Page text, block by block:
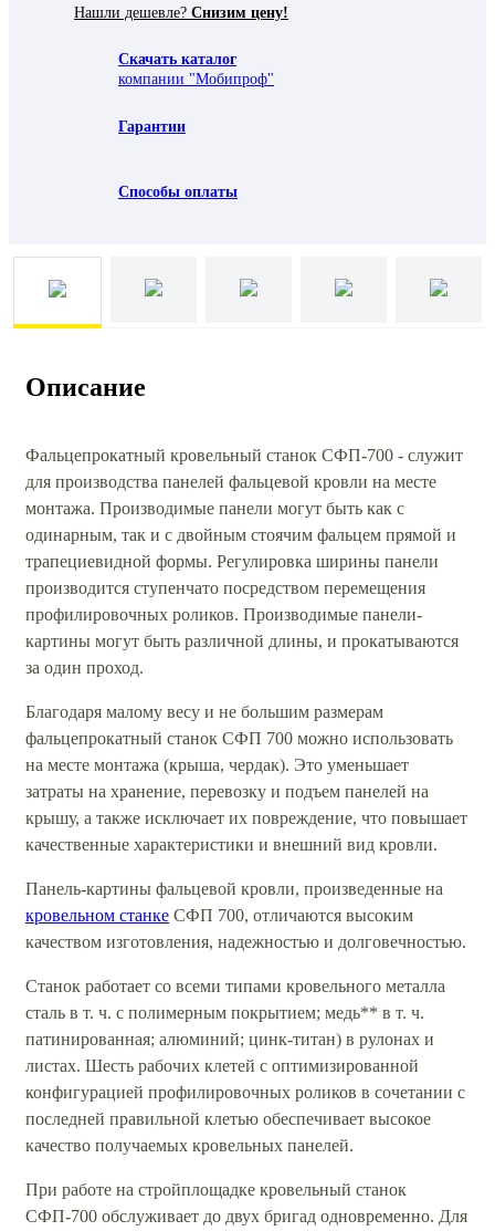
Нашли дешевле? Снизим цену!
Скачать каталог
компании "Мобипроф"
Гарантии
Способы оплаты
Описание
Фальцепрокатный кровельный станок СФП-700 - служит
для производства панелей фальцевой кровли на месте
монтажа. Производимые панели могут быть как с
одинарным, так и с двойным стоячим фальцем прямой и
трапециевидной формы. Регулировка ширины панели
производится ступенчато посредством перемещения
профилировочных роликов. Производимые панели-
картины могут быть различной длины, и прокатываются
за один проход.
Благодаря малому весу и не большим размерам
фальцепрокатный станок СФП 700 можно использовать
на месте монтажа (крыша, чердак). Это уменьшает
затраты на хранение, перевозку и подъем панелей на
крышу, а также исключает их повреждение, что повышает
качественные характеристики и внешний вид кровли.
Панель-картины фальцевой кровли, произведенные на
кровельном станке СФП 700, отличаются высоким
качеством изготовления, надежностью и долговечностью.
Станок работает со всеми типами кровельного металла
сталь в т. ч. с полимерным покрытием; медь** в т. ч.
патинированная; алюминий; цинк-титан) в рулонах и
листах. Шесть рабочих клетей с оптимизированной
конфигурацией профилировочных роликов в сочетании с
последней правильной клетью обеспечивает высокое
качество получаемых кровельных панелей.
При работе на стройплощадке кровельный станок
СФП-700 обслуживает до двух бригад одновременно. Для